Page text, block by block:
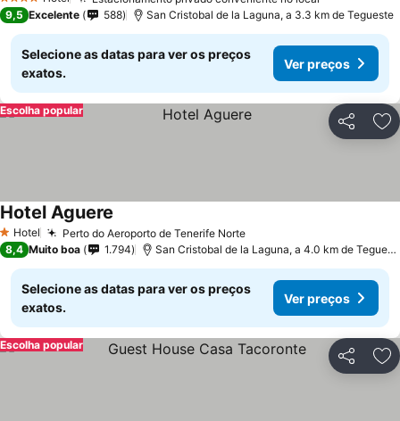
4 Estrelas
9,5 Excelente 588 San Cristobal de la Laguna, a 3.3 km de Tegueste
Selecione as datas para ver os preços
exatos.
Ver preços
Partilhar
Escolha popular
1 Estrelas
Hotel Perto do Aeroporto de Tenerife Norte
Hotel Aguere
8,4 Muito boa 1.794 San Cristobal de la Laguna, a 4.0 km de Tegueste
Selecione as datas para ver os preços
exatos.
Ver preços
Partilhar
Escolha popular